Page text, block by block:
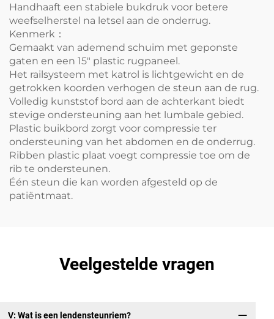
Handhaaft een stabiele bukdruk voor betere
weefselherstel na letsel aan de onderrug.
Kenmerk：
Gemaakt van ademend schuim met geponste
gaten en een 15" plastic rugpaneel.
Het railsysteem met katrol is lichtgewicht en de
getrokken koorden verhogen de steun aan de rug.
Volledig kunststof bord aan de achterkant biedt
stevige ondersteuning aan het lumbale gebied.
Plastic buikbord zorgt voor compressie ter
ondersteuning van het abdomen en de onderrug.
Ribben plastic plaat voegt compressie toe om de
rib te ondersteunen.
Één steun die kan worden afgesteld op de
patiëntmaat.
Veelgestelde vragen
V: Wat is een lendensteunriem?